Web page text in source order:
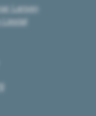
Larsen
Liestøl